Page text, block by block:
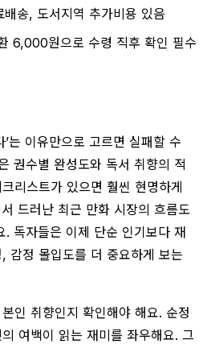
송, 도서지역 추가비용 있음
6,000원으로 수령 직후 확인 필수
’는 이유만으로 고르면 실패할 수
권수별 완성도와 독서 취향의 적
리스트가 있으면 훨씬 현명하게
드러난 최근 만화 시장의 흐름도
. 독자들은 이제 단순 인기보다 재
감정 몰입도를 더 중요하게 보는
인 취향인지 확인해야 해요. 순정
여백이 읽는 재미를 좌우해요. 그